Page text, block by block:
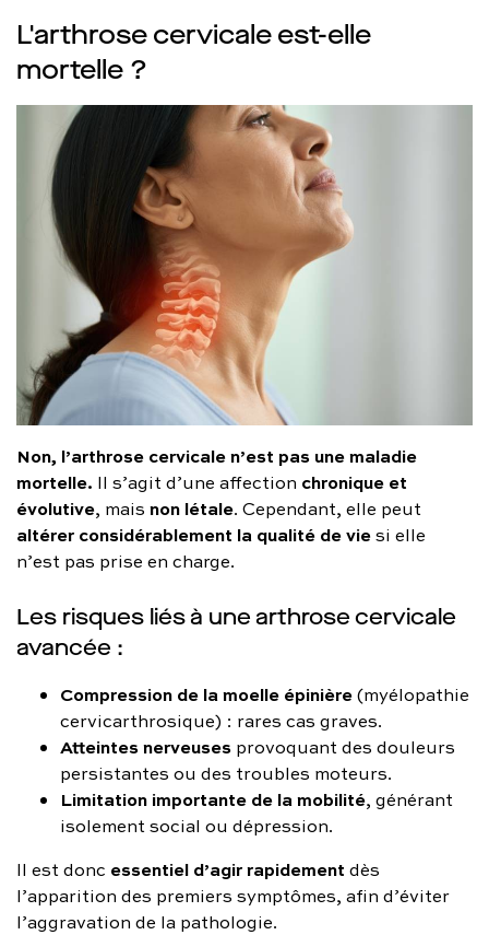
L'arthrose cervicale est-elle
mortelle ?
Non, l’arthrose cervicale n’est pas une maladie
mortelle. Il s’agit d’une affection chronique et
évolutive, mais non létale. Cependant, elle peut
altérer considérablement la qualité de viesi elle
n’est pas prise en charge.
Les risques liés à une arthrose cervicale
avancée :
Compression de la moelle épinière(myélopathie
cervicarthrosique) : rares cas graves.
Atteintes nerveuses provoquant des douleurs
persistantes ou des troubles moteurs.
Limitation importante de la mobilité, générant
isolement social ou dépression.
Il est donc essentiel d’agir rapidement dès
l’apparition des premiers symptômes, afin d’éviter
l’aggravation de la pathologie.